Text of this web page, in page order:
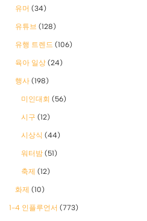
유머 (34)
유튜브 (128)
유행 트렌드 (106)
육아 일상 (24)
행사 (198)
미인대회 (56)
시구 (12)
시상식 (44)
워터밤 (51)
축제 (12)
화제 (10)
1-4 인플루언서 (773)